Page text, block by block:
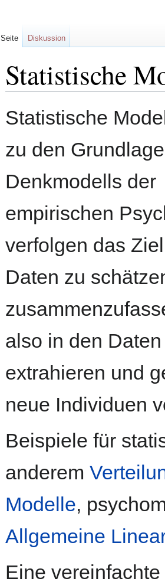
Statistische
Navigation
Suche
Statistische
zu den
Denkmodells der
empirischen
verfolgen das
Daten zu
also in den
extrahieren und
neue Individuen
Beispiele für
anderem
Modelle,
Allgemeine
Eine
Seite Diskussion